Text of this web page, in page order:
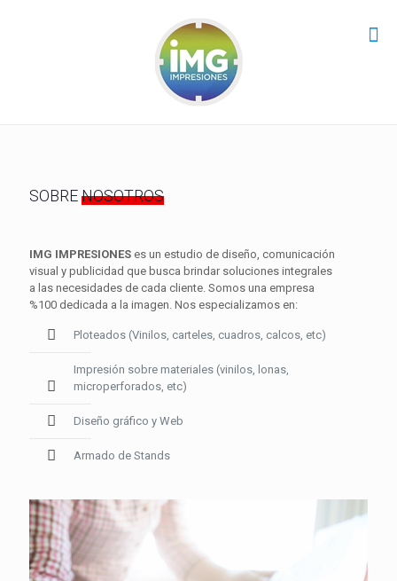
SOBRENOSOTROS
IMG IMPRESIONES es un estudio de diseño, comunicación
visual y publicidad que busca brindar soluciones integrales
a las necesidades de cada cliente. Somos una empresa
%100 dedicada a la imagen. Nos especializamos en:
Ploteados (Vinilos, carteles, cuadros, calcos, etc)
Impresión sobre materiales (vinilos, lonas,
microperforados, etc)
Diseño gráfico y Web
Armado de Stands